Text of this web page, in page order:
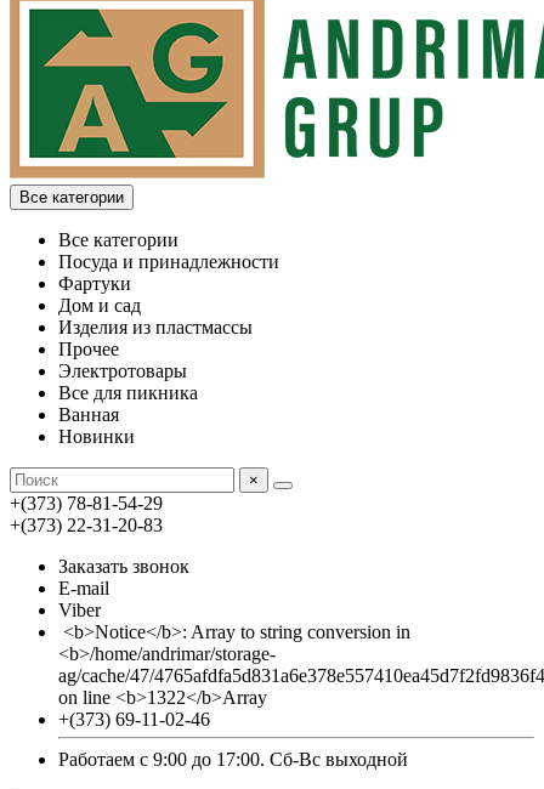
Все категории
Все категории
Посуда и принадлежности
Фартуки
Дом и сад
Изделия из пластмассы
Прочее
Электротовары
Все для пикника
Ванная
Новинки
×
+(373) 78-81-54-29
+(373) 22-31-20-83
Заказать звонок
E-mail
Viber
<b>Notice</b>: Array to string conversion in
<b>/home/andrimar/storage-
ag/cache/47/
on line <b>1322</b>Array
+(373) 69-11-02-46
Работаем с 9:00 до 17:00. Сб-Вс выходной